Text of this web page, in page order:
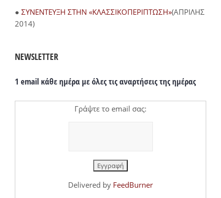
● ΣΥΝΕΝΤΕΥΞΗ ΣΤΗΝ «ΚΛΑΣΣΙΚΟΠΕΡΙΠΤΩΣΗ»(ΑΠΡΙΛΗΣ
2014)
NEWSLETTER
1 email κάθε ημέρα με όλες τις αναρτήσεις της ημέρας
Γράψτε το email σας:
Delivered by FeedBurner